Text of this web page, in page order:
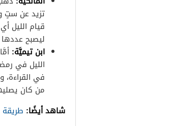
تزيد عن ستٍ
قيام الليل
ليصبح
ابن تيميَّة: أمَّا
الليل في
في
من كان
شاهد أيضًا: